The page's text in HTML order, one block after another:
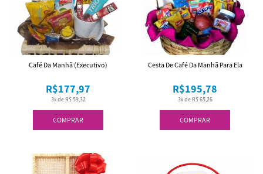
COMPRAR
3x de R$ 59,32
R$177,97
Café Da Manhã (Executivo)
COMPRAR
3x de R$ 65,26
R$195,78
Cesta De Café Da Manhã Para Ela